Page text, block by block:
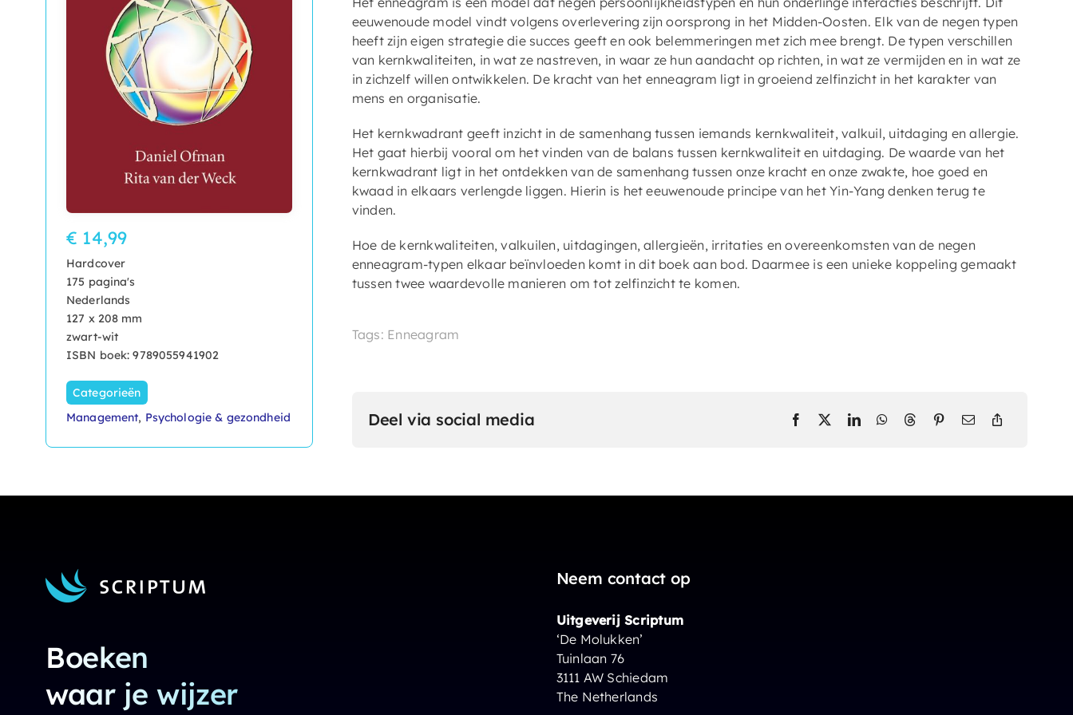
€ 14,99
Hardcover
175 pagina's
Nederlands
127 x 208 mm
zwart-wit
ISBN boek: 9789055941902
Categorieën
Management, Psychologie & gezondheid
eeuwenoude model vindt volgens overlevering zijn oorsprong in het Midden-Oosten. Elk van de negen typen
heeft zijn eigen strategie die succes geeft en ook belemmeringen met zich mee brengt. De typen verschillen
van kernkwaliteiten, in wat ze nastreven, in waar ze hun aandacht op richten, in wat ze vermijden en in wat ze
in zichzelf willen ontwikkelen. De kracht van het enneagram ligt in groeiend zelfinzicht in het karakter van
mens en organisatie.
Het kernkwadrant geeft inzicht in de samenhang tussen iemands kernkwaliteit, valkuil, uitdaging en allergie.
Het gaat hierbij vooral om het vinden van de balans tussen kernkwaliteit en uitdaging. De waarde van het
kernkwadrant ligt in het ontdekken van de samenhang tussen onze kracht en onze zwakte, hoe goed en
kwaad in elkaars verlengde liggen. Hierin is het eeuwenoude principe van het Yin-Yang denken terug te
vinden.
Hoe de kernkwaliteiten, valkuilen, uitdagingen, allergieën, irritaties en overeenkomsten van de negen
enneagram-typen elkaar beïnvloeden komt in dit boek aan bod. Daarmee is een unieke koppeling gemaakt
tussen twee waardevolle manieren om tot zelfinzicht te komen.
Tags: Enneagram
Deel via social media
Boeken
waar je wijzer
Neem contact op
Uitgeverij Scriptum
‘De Molukken’
Tuinlaan 76
3111 AW Schiedam
The Netherlands